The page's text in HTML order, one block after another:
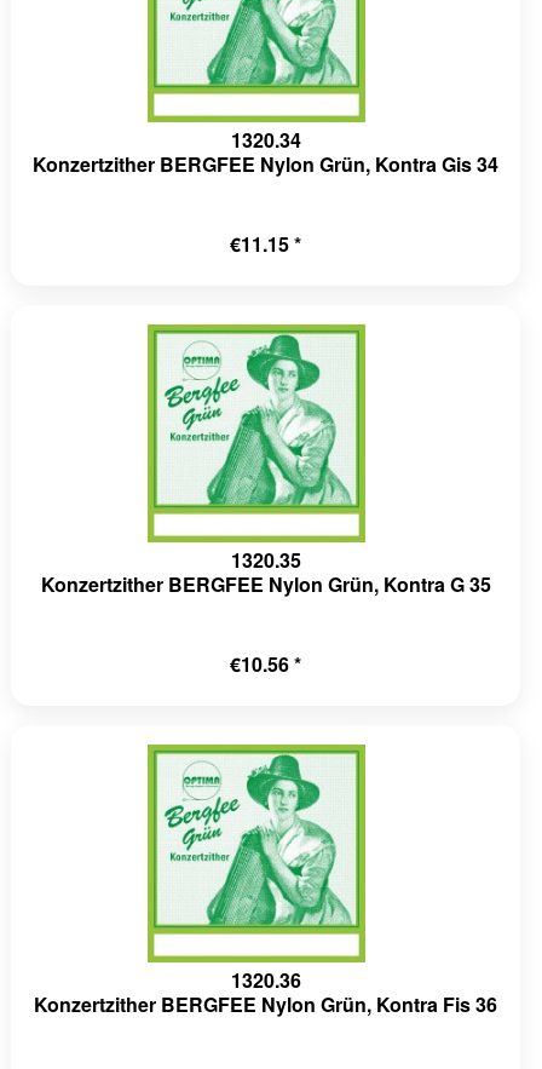
1320.34
Konzertzither BERGFEE Nylon Grün, Kontra Gis 34
€11.15 *
1320.35
Konzertzither BERGFEE Nylon Grün, Kontra G 35
€10.56 *
1320.36
Konzertzither BERGFEE Nylon Grün, Kontra Fis 36